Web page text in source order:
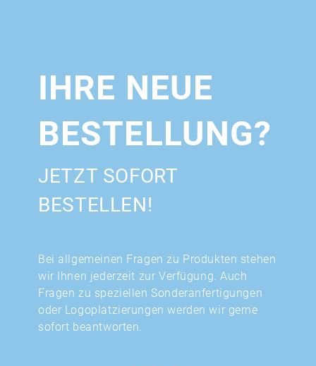
IHRE NEUE
BESTELLUNG?
JETZT SOFORT
BESTELLEN!
Bei allgemeinen Fragen zu Produkten stehen
wir Ihnen jederzeit zur Verfügung. Auch
Fragen zu speziellen Sonderanfertigungen
oder Logoplatzierungen werden wir gerne
sofort beantworten.